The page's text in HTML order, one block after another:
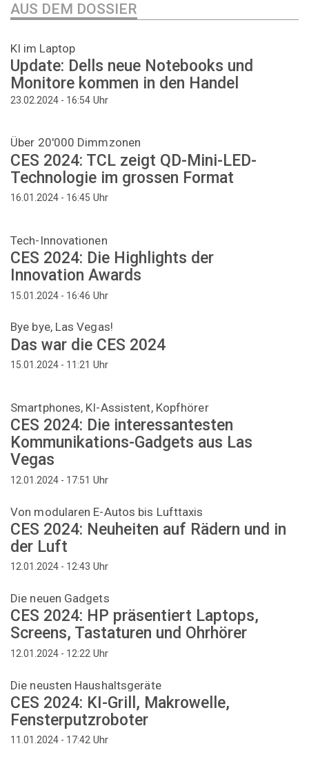
AUS DEM DOSSIER
KI im Laptop
Update: Dells neue Notebooks und
Monitore kommen in den Handel
23.02.2024 - 16:54 Uhr
Über 20'000 Dimmzonen
CES 2024: TCL zeigt QD-Mini-LED-
Technologie im grossen Format
16.01.2024 - 16:45 Uhr
Tech-Innovationen
CES 2024: Die Highlights der
Innovation Awards
15.01.2024 - 16:46 Uhr
Bye bye, Las Vegas!
Das war die CES 2024
15.01.2024 - 11:21 Uhr
Smartphones, KI-Assistent, Kopfhörer
CES 2024: Die interessantesten
Kommunikations-Gadgets aus Las
Vegas
12.01.2024 - 17:51 Uhr
Von modularen E-Autos bis Lufttaxis
CES 2024: Neuheiten auf Rädern und in
der Luft
12.01.2024 - 12:43 Uhr
Die neuen Gadgets
CES 2024: HP präsentiert Laptops,
Screens, Tastaturen und Ohrhörer
12.01.2024 - 12:22 Uhr
Die neusten Haushaltsgeräte
CES 2024: KI-Grill, Makrowelle,
Fensterputzroboter
11.01.2024 - 17:42 Uhr